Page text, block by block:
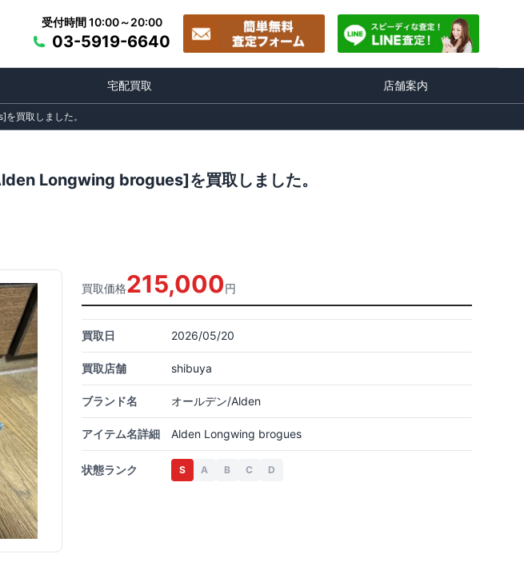
受付時間 10:00～20:00
03-5919-6640
宅配買取 店舗案内
買取しました。
Longwing brogues]を買取しました。
買取価格215,000円
買取日 2026/05/20
買取店舗 shibuya
ブランド名 オールデン/Alden
アイテム名詳細 Alden Longwing brogues
状態ランク S A B C D